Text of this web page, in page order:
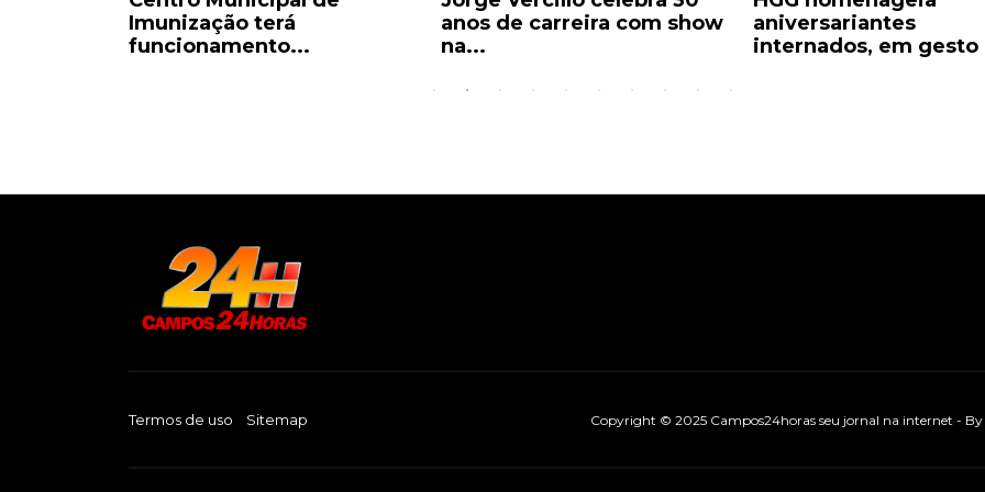
Imunização terá
funcionamento...
anos de carreira com show
na...
aniversariantes
internados, em gesto
Termos de uso Sitemap Copyright © 2025 Campos24horas seu jornal na internet - By